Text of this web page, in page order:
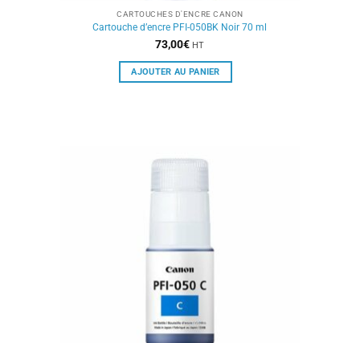
CARTOUCHES D'ENCRE CANON
Cartouche d’encre PFI-050BK Noir 70 ml
73,00€ HT
AJOUTER AU PANIER